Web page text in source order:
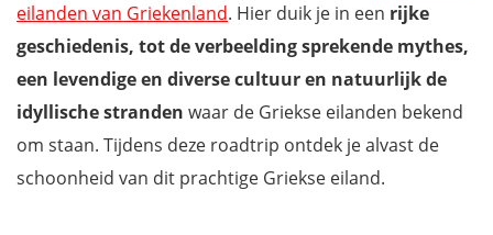
eilanden van Griekenland. Hier duik je in een rijke
geschiedenis, tot de verbeelding sprekende mythes,
een levendige en diverse cultuur en natuurlijk de
idyllische stranden waar de Griekse eilanden bekend
om staan. Tijdens deze roadtrip ontdek je alvast de
schoonheid van dit prachtige Griekse eiland.